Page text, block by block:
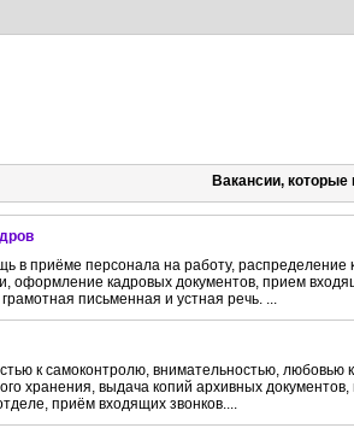
Вакансии,
в приёме персонала на работу, распределение
оформление кадровых документов, прием
письменная и устная речь. ...
к самоконтролю, внимательностью,
хранения, выдача копий архивных
приём входящих звонков....